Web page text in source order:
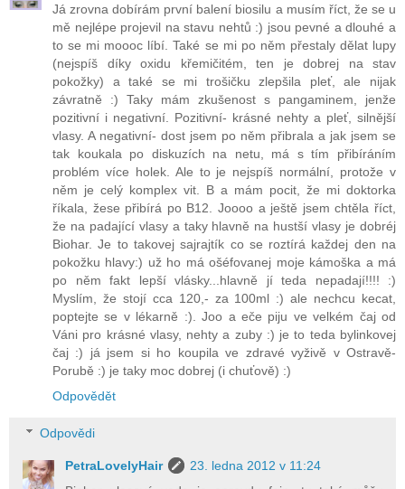
Já zrovna dobírám první balení biosilu a musím říct, že se u
mě nejlépe projevil na stavu nehtů :) jsou pevné a dlouhé a
to se mi moooc líbí. Také se mi po něm přestaly dělat lupy
(nejspíš díky oxidu křemičitém, ten je dobrej na stav
pokožky) a také se mi trošičku zlepšila pleť, ale nijak
závratně :) Taky mám zkušenost s pangaminem, jenže
pozitivní i negativní. Pozitivní- krásné nehty a pleť, silnější
vlasy. A negativní- dost jsem po něm přibrala a jak jsem se
tak koukala po diskuzích na netu, má s tím přibíráním
problém více holek. Ale to je nejspíš normální, protože v
něm je celý komplex vit. B a mám pocit, že mi doktorka
říkala, žese přibírá po B12. Joooo a ještě jsem chtěla říct,
že na padající vlasy a taky hlavně na hustší vlasy je dobréj
Biohar. Je to takovej sajrajtík co se roztírá každej den na
pokožku hlavy:) už ho má ošéfovanej moje kámoška a má
po něm fakt lepší vlásky...hlavně jí teda nepadají!!!! :)
Myslím, že stojí cca 120,- za 100ml :) ale nechcu kecat,
poptejte se v lékarně :). Joo a eče piju ve velkém čaj od
Váni pro krásné vlasy, nehty a zuby :) je to teda bylinkovej
čaj :) já jsem si ho koupila ve zdravé vyživě v Ostravě-
Porubě :) je taky moc dobrej (i chuťově) :)
Odpovědět
Odpovědi
PetraLovelyHair
23. ledna 2012 v 11:24